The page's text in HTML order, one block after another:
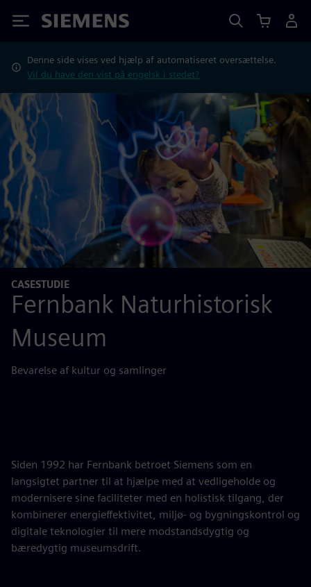
Siemens
Denne side vises ved hjælp af automatiseret oversættelse.
Vil du have den vist på engelsk i stedet?
CASESTUDIE
Fernbank Naturhistorisk
Museum
Bevarelse af kultur og samlinger
Siden 1992 har Fernbank betroet Siemens som en
langsigtet partner til at hjælpe med at vedligeholde og
modernisere sine faciliteter med en holistisk tilgang, der
kombinerer energieffektivitet, miljø- og bygningskontrol og
digitale teknologier til mere modstandsdygtig og
bæredygtig museumsdrift.